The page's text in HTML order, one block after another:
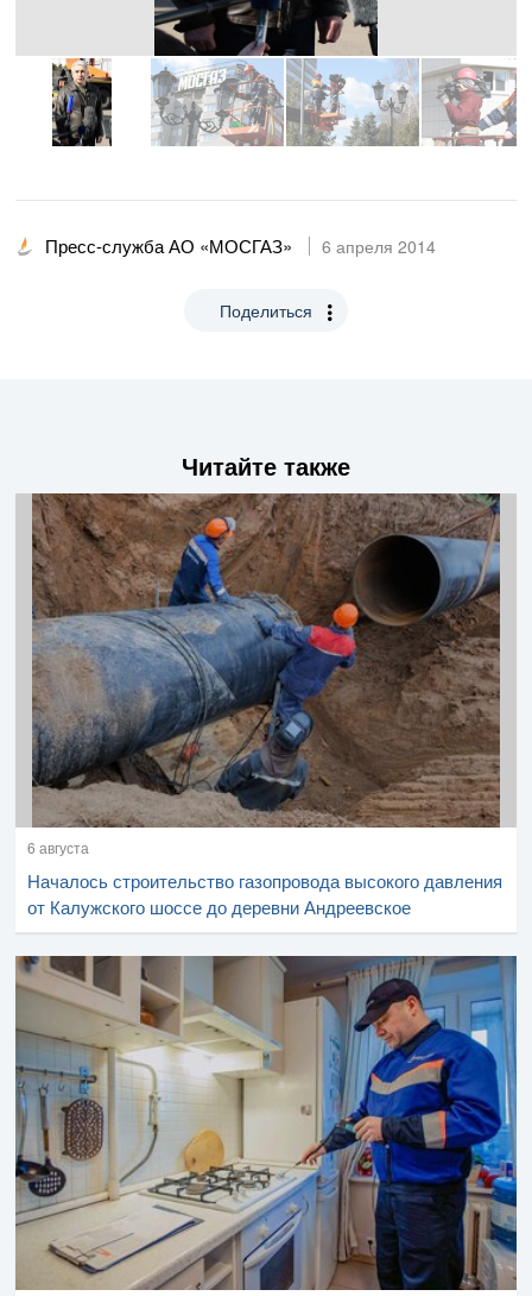
Пресс-служба АО «МОСГАЗ» 6 апреля 2014
Поделиться
Читайте также
6 августа
Началось строительство газопровода высокого давления
от Калужского шоссе до деревни Андреевское